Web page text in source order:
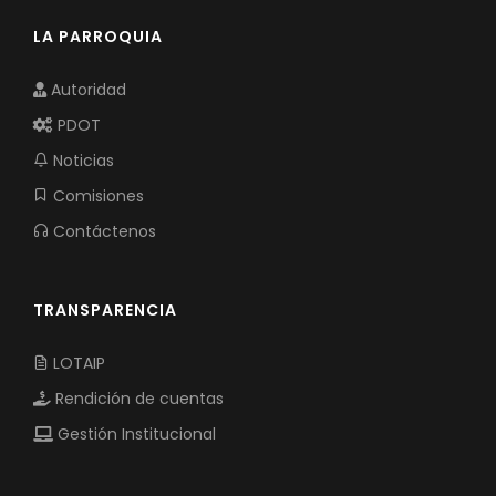
LA PARROQUIA
Autoridad
PDOT
Noticias
Comisiones
Contáctenos
TRANSPARENCIA
LOTAIP
Rendición de cuentas
Gestión Institucional